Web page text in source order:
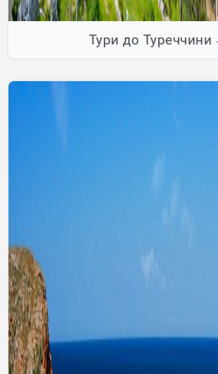
Тури до Туреччини